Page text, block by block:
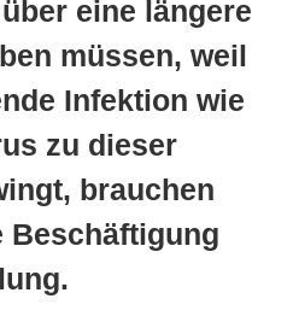
eine längere
müssen, weil
Infektion wie
zu dieser
brauchen
Beschäftigung